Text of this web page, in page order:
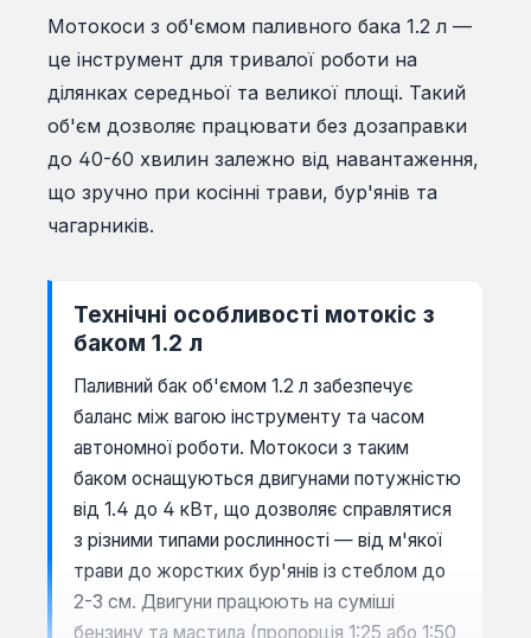
Мотокоси з об'ємом паливного бака 1.2 л —
це інструмент для тривалої роботи на
ділянках середньої та великої площі. Такий
об'єм дозволяє працювати без дозаправки
до 40-60 хвилин залежно від навантаження,
що зручно при косінні трави, бур'янів та
чагарників.
Технічні особливості мотокіс з
баком 1.2 л
Паливний бак об'ємом 1.2 л забезпечує
баланс між вагою інструменту та часом
автономної роботи. Мотокоси з таким
баком оснащуються двигунами потужністю
від 1.4 до 4 кВт, що дозволяє справлятися
з різними типами рослинності — від м'якої
трави до жорстких бур'янів із стеблом до
2-3 см. Двигуни працюють на суміші
бензину та мастила (пропорція 1:25 або 1:50